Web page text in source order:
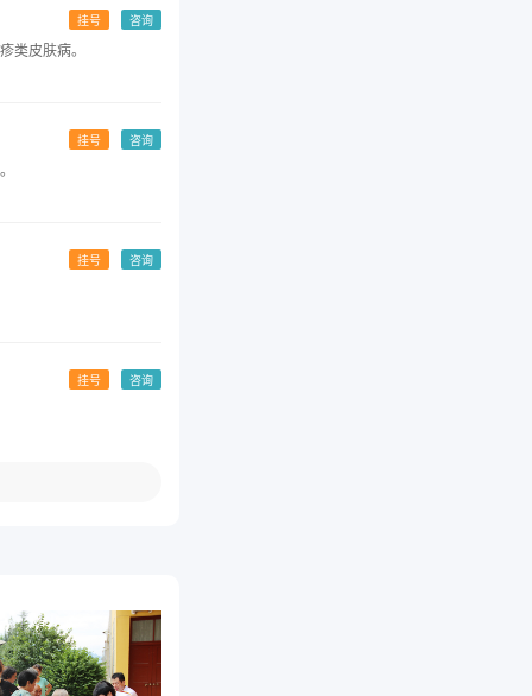
咨询
挂号
类皮肤病。
咨询
挂号
咨询
挂号
咨询
挂号